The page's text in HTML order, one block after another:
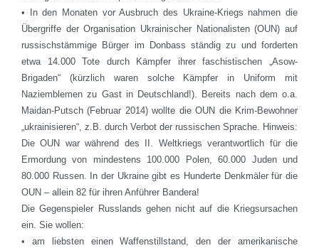
• In den Monaten vor Ausbruch des Ukraine-Kriegs nahmen die
Übergriffe der Organisation Ukrainischer Nationalisten (OUN) auf
russischstämmige Bürger im Donbass ständig zu und forderten
etwa 14.000 Tote durch Kämpfer ihrer faschistischen „Asow-
Brigaden“ (kürzlich waren solche Kämpfer in Uniform mit
Naziemblemen zu Gast in Deutschland!). Bereits nach dem o.a.
Maidan-Putsch (Februar 2014) wollte die OUN die Krim-Bewohner
„ukrainisieren“, z.B. durch Verbot der russischen Sprache. Hinweis:
Die OUN war während des II. Weltkriegs verantwortlich für die
Ermordung von mindestens 100.000 Polen, 60.000 Juden und
80.000 Russen. In der Ukraine gibt es Hunderte Denkmäler für die
OUN – allein 82 für ihren Anführer Bandera!
Die Gegenspieler Russlands gehen nicht auf die Kriegsursachen
ein. Sie wollen:
• am liebsten einen Waffenstillstand, den der amerikanische